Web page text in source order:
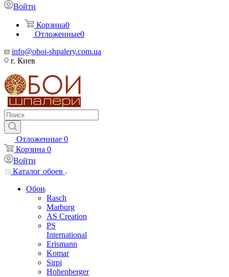
Войти
Корзина0
Отложенные0
info@oboi-shpalery.com.ua
г. Киев
Отложенные 0
Корзина 0
Войти
Каталог обоев
Обои
Rasch
Marburg
AS Creation
PS
International
Erismann
Komar
Sirpi
Hohenberger